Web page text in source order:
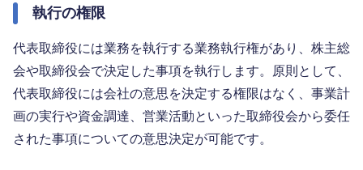
執行の権限
代表取締役には業務を執行する業務執行権があり、株主総
会や取締役会で決定した事項を執行します。原則として、
代表取締役には会社の意思を決定する権限はなく、事業計
画の実行や資金調達、営業活動といった取締役会から委任
された事項についての意思決定が可能です。